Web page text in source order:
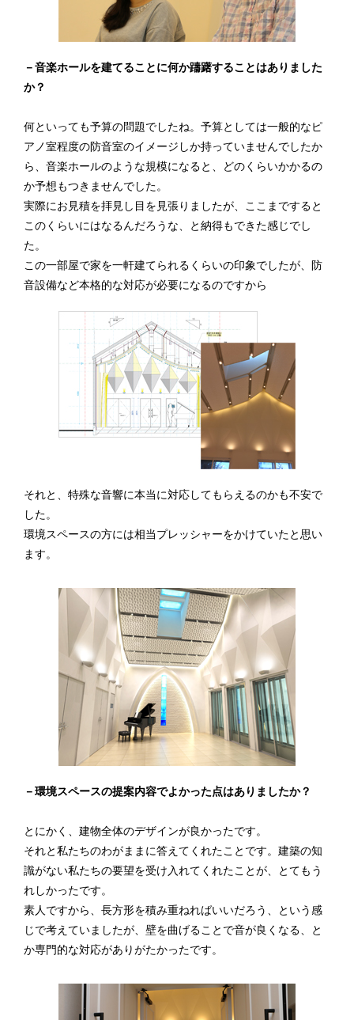
－音楽ホールを建てることに何か躊躇することはありました
か？
何といっても予算の問題でしたね。予算としては一般的なピ
アノ室程度の防音室のイメージしか持っていませんでしたか
ら、音楽ホールのような規模になると、どのくらいかかるの
か予想もつきませんでした。
実際にお見積を拝見し目を見張りましたが、ここまですると
このくらいにはなるんだろうな、と納得もできた感じでし
た。
この一部屋で家を一軒建てられるくらいの印象でしたが、防
音設備など本格的な対応が必要になるのですから
それと、特殊な音響に本当に対応してもらえるのかも不安で
した。
環境スペースの方には相当プレッシャーをかけていたと思い
ます。
－環境スペースの提案内容でよかった点はありましたか？
とにかく、建物全体のデザインが良かったです。
それと私たちのわがままに答えてくれたことです。建築の知
識がない私たちの要望を受け入れてくれたことが、とてもう
れしかったです。
素人ですから、長方形を積み重ねればいいだろう、という感
じで考えていましたが、壁を曲げることで音が良くなる、と
か専門的な対応がありがたかったです。